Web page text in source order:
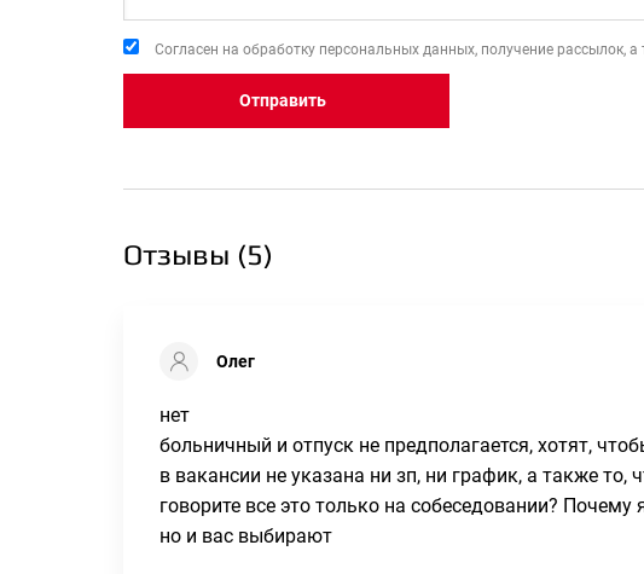
Согласен на обработку персональных данных, получение рассылок, а
Отправить
Отзывы (5)
Олег
нет
больничный и отпуск не предполагается, хотят,
в вакансии не указана ни зп, ни график, а также
говорите все это только на собеседовании?
но и вас выбирают